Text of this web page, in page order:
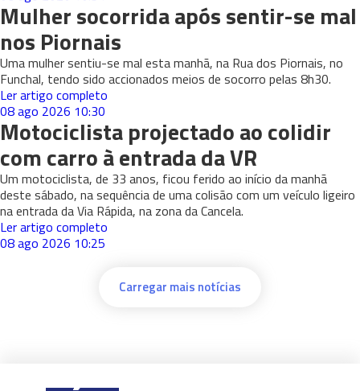
Mulher socorrida após sentir-se mal
nos Piornais
Uma mulher sentiu-se mal esta manhã, na Rua dos Piornais, no
Funchal, tendo sido accionados meios de socorro pelas 8h30.
Ler artigo completo
08 ago 2026 10:30
Motociclista projectado ao colidir
com carro à entrada da VR
Um motociclista, de 33 anos, ficou ferido ao início da manhã
deste sábado, na sequência de uma colisão com um veículo ligeiro
na entrada da Via Rápida, na zona da Cancela.
Ler artigo completo
08 ago 2026 10:25
Carregar mais notícias